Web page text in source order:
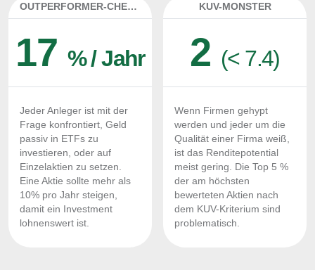
OUTPERFORMER-CHECK
17 % / Jahr
Jeder Anleger ist mit der
Frage konfrontiert, Geld
passiv in ETFs zu
investieren, oder auf
Einzelaktien zu setzen.
Eine Aktie sollte mehr als
10% pro Jahr steigen,
damit ein Investment
lohnenswert ist.
KUV-MONSTER
2 (< 7.4)
Wenn Firmen gehypt
werden und jeder um die
Qualität einer Firma weiß,
ist das Renditepotential
meist gering. Die Top 5 %
der am höchsten
bewerteten Aktien nach
dem KUV-Kriterium sind
problematisch.